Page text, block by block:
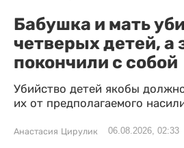
Бабушка и мать
четверых детей, а
покончили с собой
Убийство детей якобы
их от предполагаемого
Анастасия Цирулик 06.08.2026, 02:33